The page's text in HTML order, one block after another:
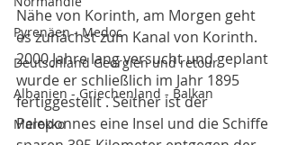
Pyrenäen - Medoc
Deutschland Georgien und retour
Albanien - Griechenland - Balkan
Marokko
Nähe von Korinth, am Morgen geht
es zunächst zum Kanal von Korinth.
2000 Jahre lang versucht und geplant
wurde er schließlich im Jahr 1895
fertiggestellt . Seither ist der
Peleponnes eine Insel und die Schiffe